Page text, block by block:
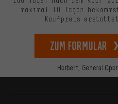
Herbert, General
maximal 10 Tagen
Kaufpreis
zum Formular